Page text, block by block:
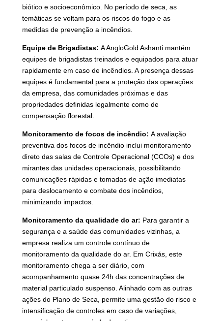
biótico e socioeconômico. No período de seca, as
temáticas se voltam para os riscos do fogo e as
medidas de prevenção a incêndios.
Equipe de Brigadistas: A AngloGold Ashanti mantém
equipes de brigadistas treinados e equipados para atuar
rapidamente em caso de incêndios. A presença dessas
equipes é fundamental para a proteção das operações
da empresa, das comunidades próximas e das
propriedades definidas legalmente como de
compensação florestal.
Monitoramento de focos de incêndio: A avaliação
preventiva dos focos de incêndio inclui monitoramento
direto das salas de Controle Operacional (CCOs) e dos
mirantes das unidades operacionais, possibilitando
comunicações rápidas e tomadas de ação imediatas
para deslocamento e combate dos incêndios,
minimizando impactos.
Monitoramento da qualidade do ar: Para garantir a
segurança e a saúde das comunidades vizinhas, a
empresa realiza um controle contínuo de
monitoramento da qualidade do ar. Em Crixás, este
monitoramento chega a ser diário, com
acompanhamento quase 24h das concentrações de
material particulado suspenso. Alinhado com as outras
ações do Plano de Seca, permite uma gestão do risco e
intensificação de controles em caso de variações,